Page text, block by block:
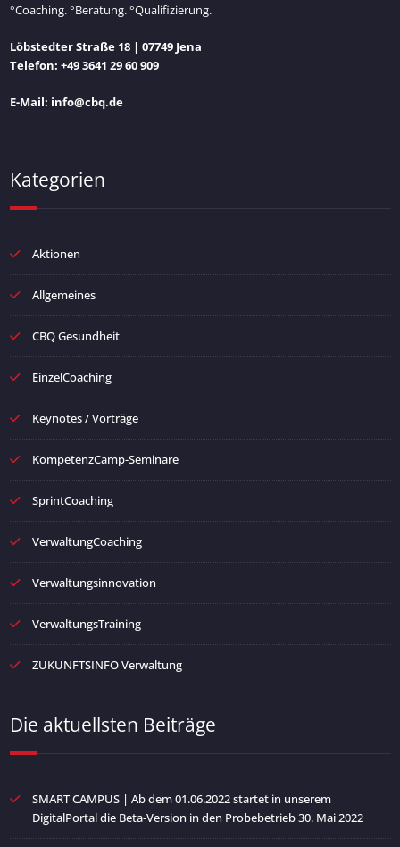
°Coaching. °Beratung. °Qualifizierung.
Löbstedter Straße 18 | 07749 Jena
Telefon: +49 3641 29 60 909
E-Mail: info@cbq.de
Kategorien
Aktionen
Allgemeines
CBQ Gesundheit
EinzelCoaching
Keynotes / Vorträge
KompetenzCamp-Seminare
SprintCoaching
VerwaltungCoaching
Verwaltungsinnovation
VerwaltungsTraining
ZUKUNFTSINFO Verwaltung
Die aktuellsten Beiträge
SMART CAMPUS | Ab dem 01.06.2022 startet in unserem
DigitalPortal die Beta-Version in den Probebetrieb30. Mai 2022